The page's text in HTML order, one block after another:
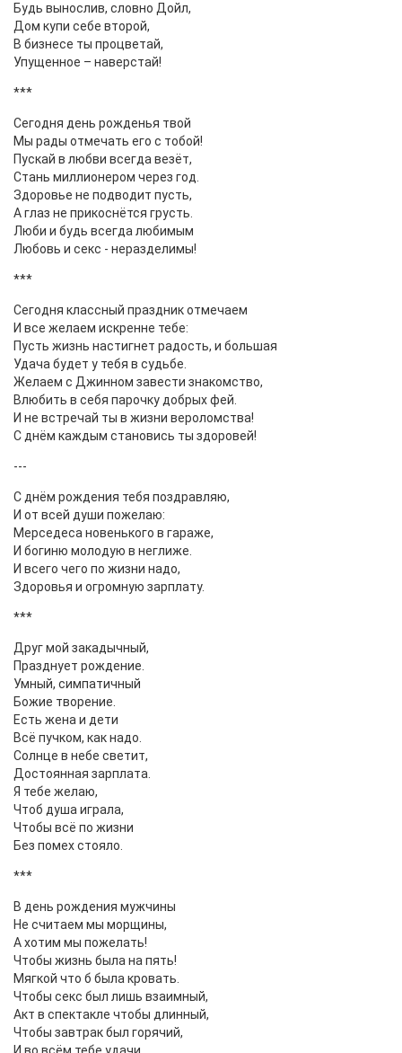
Будь вынослив, словно Дойл,
Дом купи себе второй,
В бизнесе ты процветай,
Упущенное – наверстай!
***
Сегодня день рожденья твой
Мы рады отмечать его с тобой!
Пускай в любви всегда везёт,
Стань миллионером через год.
Здоровье не подводит пусть,
А глаз не прикоснётся грусть.
Люби и будь всегда любимым
Любовь и секс - неразделимы!
***
Сегодня классный праздник отмечаем
И все желаем искренне тебе:
Пусть жизнь настигнет радость, и большая
Удача будет у тебя в судьбе.
Желаем с Джинном завести знакомство,
Влюбить в себя парочку добрых фей.
И не встречай ты в жизни вероломства!
С днём каждым становись ты здоровей!
---
С днём рождения тебя поздравляю,
И от всей души пожелаю:
Мерседеса новенького в гараже,
И богиню молодую в неглиже.
И всего чего по жизни надо,
Здоровья и огромную зарплату.
***
Друг мой закадычный,
Празднует рождение.
Умный, симпатичный
Божие творение.
Есть жена и дети
Всё пучком, как надо.
Солнце в небе светит,
Достоянная зарплата.
Я тебе желаю,
Чтоб душа играла,
Чтобы всё по жизни
Без помех стояло.
***
В день рождения мужчины
Не считаем мы морщины,
А хотим мы пожелать!
Чтобы жизнь была на пять!
Мягкой что б была кровать.
Чтобы секс был лишь взаимный,
Акт в спектакле чтобы длинный,
Чтобы завтрак был горячий,